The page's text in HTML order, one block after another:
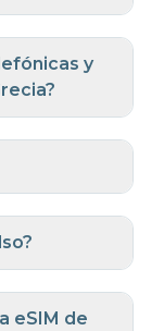
y
eSIM de